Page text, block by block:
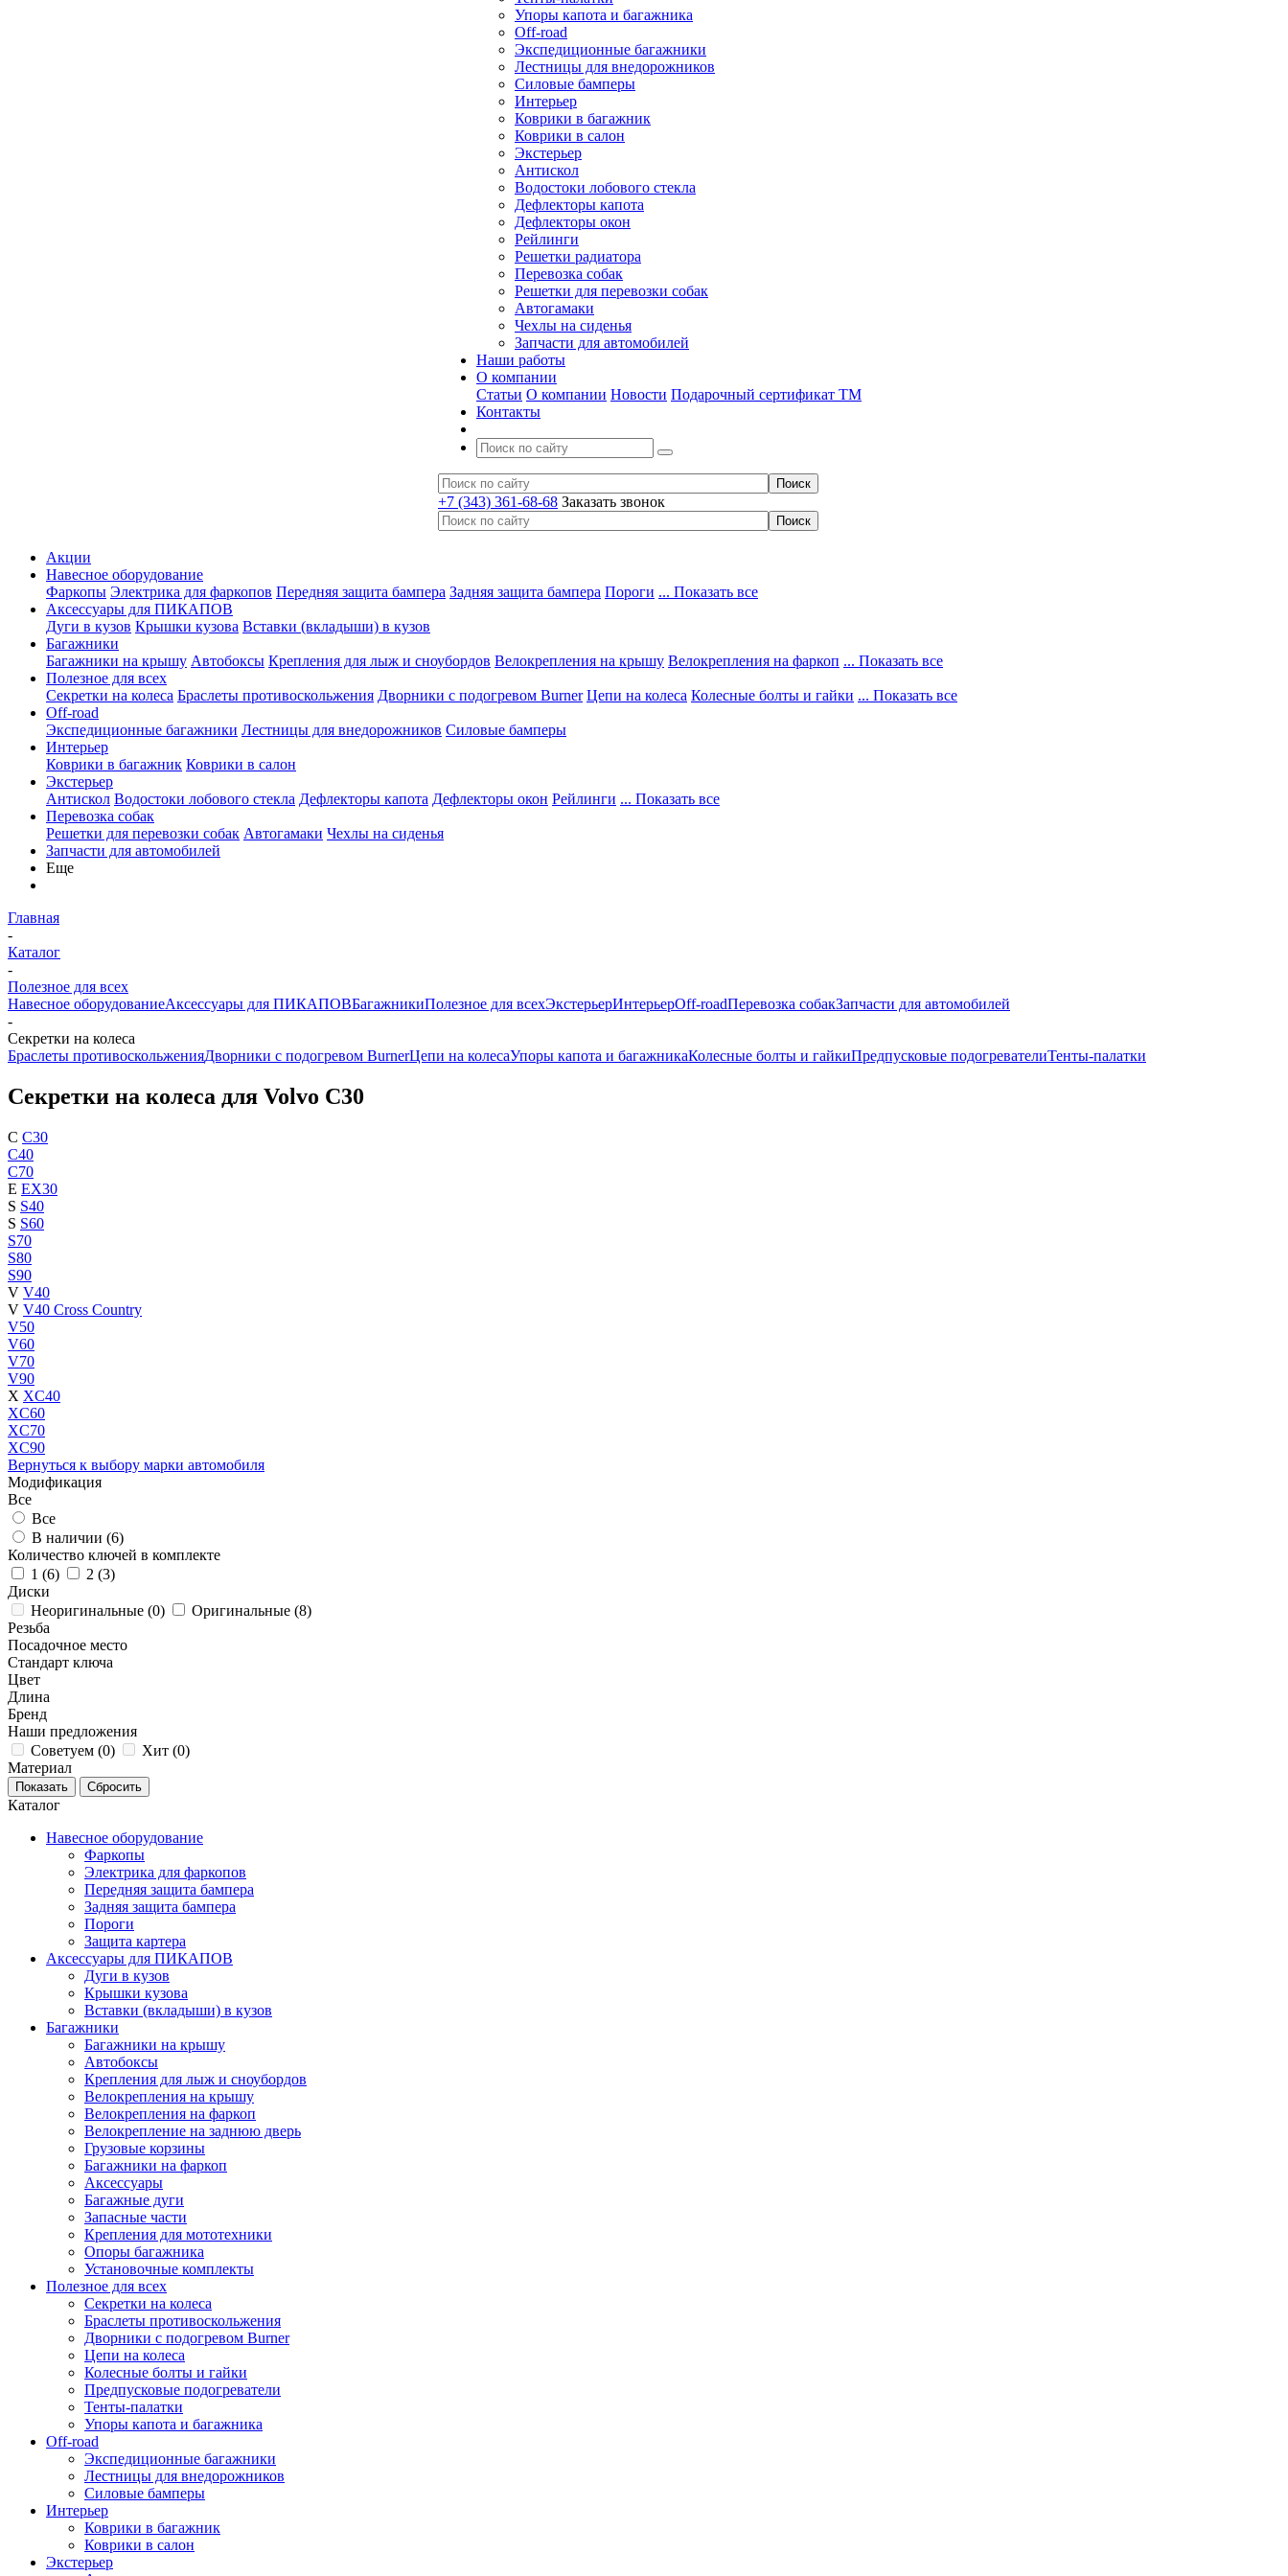
Упоры капота и багажника
Off-road
Экспедиционные багажники
Лестницы для внедорожников
Силовые бамперы
Интерьер
Коврики в багажник
Коврики в салон
Экстерьер
Антискол
Водостоки лобового стекла
Дефлекторы капота
Дефлекторы окон
Рейлинги
Решетки радиатора
Перевозка собак
Решетки для перевозки собак
Автогамаки
Чехлы на сиденья
Запчасти для автомобилей
Наши работы
О компании
Статьи О компании Новости Подарочный сертификат ТМ
Контакты
+7 (343) 361-68-68 Заказать звонок
Акции
Навесное оборудование
Фаркопы Электрика для фаркопов Передняя защита бампера Задняя защита бампера Пороги ... Показать все
Аксессуары для ПИКАПОВ
Дуги в кузов Крышки кузова Вставки (вкладыши) в кузов
Багажники
Багажники на крышу Автобоксы Крепления для лыж и сноубордов Велокрепления на крышу Велокрепления на фаркоп ... Показать все
Полезное для всех
Секретки на колеса Браслеты противоскольжения Дворники с подогревом Burner Цепи на колеса Колесные болты и гайки ... Показать все
Off-road
Экспедиционные багажники Лестницы для внедорожников Силовые бамперы
Интерьер
Коврики в багажник Коврики в салон
Экстерьер
Антискол Водостоки лобового стекла Дефлекторы капота Дефлекторы окон Рейлинги ... Показать все
Перевозка собак
Решетки для перевозки собак Автогамаки Чехлы на сиденья
Запчасти для автомобилей
Еще
Главная
-
Каталог
-
Полезное для всех
Навесное оборудованиеАксессуары для ПИКАПОВБагажникиПолезное для всехЭкстерьерИнтерьерOff-roadПеревозка собакЗапчасти для автомобилей
-
Секретки на колеса
Браслеты противоскольженияДворники с подогревом BurnerЦепи на колесаУпоры капота и багажникаКолесные болты и гайкиПредпусковые подогревателиТенты-палатки
Секретки на колеса для Volvo C30
C C30
C40
C70
E EX30
S S40
S S60
S70
S80
S90
V V40
V V40 Cross Country
V50
V60
V70
V90
X XC40
XC60
XC70
XC90
Вернуться к выбору марки автомобиля
Модификация
Все
Все
В наличии (6)
Количество ключей в комплекте
1 (6) 2 (3)
Диски
Неоригинальные (0) Оригинальные (8)
Резьба
Посадочное место
Стандарт ключа
Цвет
Длина
Бренд
Наши предложения
Советуем (0) Хит (0)
Материал
Каталог
Навесное оборудование
Фаркопы
Электрика для фаркопов
Передняя защита бампера
Задняя защита бампера
Пороги
Защита картера
Аксессуары для ПИКАПОВ
Дуги в кузов
Крышки кузова
Вставки (вкладыши) в кузов
Багажники
Багажники на крышу
Автобоксы
Крепления для лыж и сноубордов
Велокрепления на крышу
Велокрепления на фаркоп
Велокрепление на заднюю дверь
Грузовые корзины
Багажники на фаркоп
Аксессуары
Багажные дуги
Запасные части
Крепления для мототехники
Опоры багажника
Установочные комплекты
Полезное для всех
Секретки на колеса
Браслеты противоскольжения
Дворники с подогревом Burner
Цепи на колеса
Колесные болты и гайки
Предпусковые подогреватели
Тенты-палатки
Упоры капота и багажника
Off-road
Экспедиционные багажники
Лестницы для внедорожников
Силовые бамперы
Интерьер
Коврики в багажник
Коврики в салон
Экстерьер